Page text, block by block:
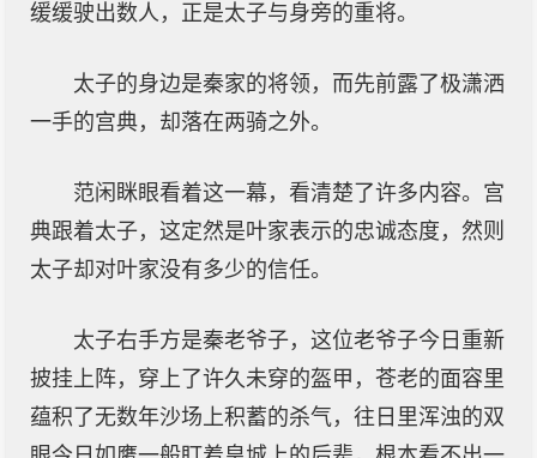
缓缓驶出数人，正是太子与身旁的重将。
太子的身边是秦家的将领，而先前露了极潇洒
一手的宫典，却落在两骑之外。
范闲眯眼看着这一幕，看清楚了许多内容。宫
典跟着太子，这定然是叶家表示的忠诚态度，然则
太子却对叶家没有多少的信任。
太子右手方是秦老爷子，这位老爷子今日重新
披挂上阵，穿上了许久未穿的盔甲，苍老的面容里
蕴积了无数年沙场上积蓄的杀气，往日里浑浊的双